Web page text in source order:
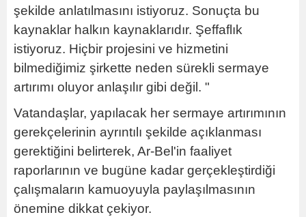
şekilde anlatılmasını istiyoruz. Sonuçta bu
kaynaklar halkın kaynaklarıdır. Şeffaflık
istiyoruz. Hiçbir projesini ve hizmetini
bilmediğimiz şirkette neden sürekli sermaye
artırımı oluyor anlaşılır gibi değil. "
Vatandaşlar, yapılacak her sermaye artırımının
gerekçelerinin ayrıntılı şekilde açıklanması
gerektiğini belirterek, Ar-Bel'in faaliyet
raporlarının ve bugüne kadar gerçekleştirdiği
çalışmaların kamuoyuyla paylaşılmasının
önemine dikkat çekiyor.